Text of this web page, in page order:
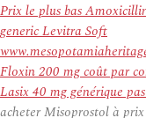
Prix le plus bas
generic Levitra Soft
Floxin 200 mg coût par
Lasix 40 mg générique
acheter Misoprostol à